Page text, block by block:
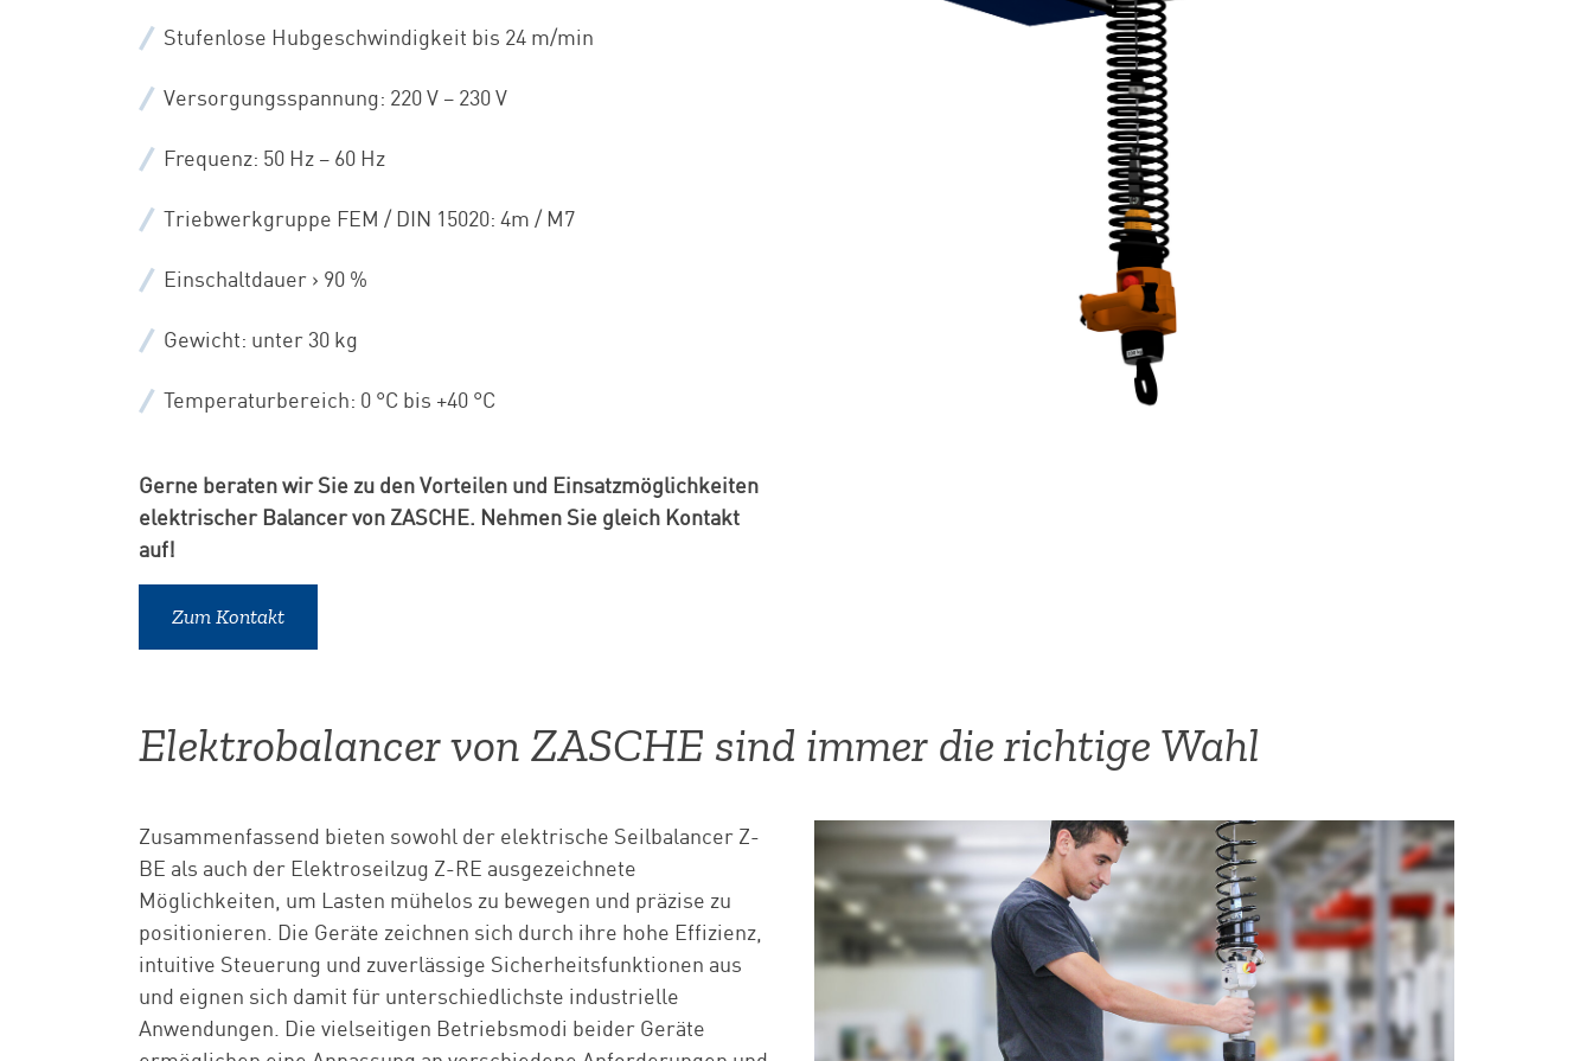
Stufenlose Hubgeschwindigkeit bis 24 m/min
Versorgungsspannung: 220 V – 230 V
Frequenz: 50 Hz – 60 Hz
Triebwerkgruppe FEM / DIN 15020: 4m / M7
Einschaltdauer > 90 %
Gewicht: unter 30 kg
Temperaturbereich: 0 °C bis +40 °C
Gerne beraten wir Sie zu den Vorteilen und Einsatzmöglichkeiten
elektrischer Balancer von ZASCHE. Nehmen Sie gleich Kontakt
auf!
Zum Kontakt
Elektrobalancer von ZASCHE sind immer die richtige Wahl
Zusammenfassend bieten sowohl der elektrische Seilbalancer Z-
BE als auch der Elektroseilzug Z-RE ausgezeichnete
Möglichkeiten, um Lasten mühelos zu bewegen und präzise zu
positionieren. Die Geräte zeichnen sich durch ihre hohe Effizienz,
intuitive Steuerung und zuverlässige Sicherheitsfunktionen aus
und eignen sich damit für unterschiedlichste industrielle
Anwendungen. Die vielseitigen Betriebsmodi beider Geräte